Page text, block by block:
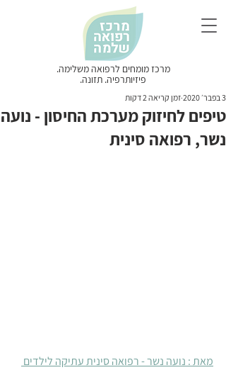
מרכז מומחים לרפואה משלימה.
פיזיותרפיה. תזונה.
טיפים לחיזוק מערכת החיסון - נועה
נשר, רפואה סינית
3 בפבר׳ 2020 זמן קריאה 2 דקות
מאת : נועה נשר - רפואה סינית עתיקה לילדים